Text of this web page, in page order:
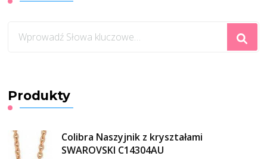
czegoś?
Produkty
Colibra Naszyjnik z kryształami
SWAROVSKI C14304AU